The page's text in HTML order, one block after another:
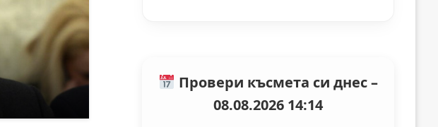
Провери късмета си днес –
08.08.2026 14:14